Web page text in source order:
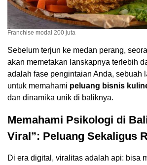
Franchise modal 200 juta
Sebelum terjun ke medan perang,
akan memetakan lanskapnya terlebih
adalah fase pengintaian Anda, sebuah
untuk memahami peluang bisnis
dan dinamika unik di baliknya.
Memahami Psikologi di
Viral”: Peluang Sekaligus
Di era digital, viralitas adalah api: bisa